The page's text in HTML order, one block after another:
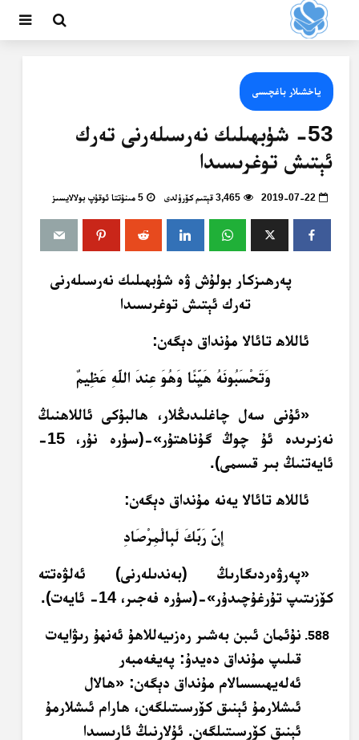
ياخشىلار باغچىسى
53- شۈبھىلىك نەرسىلەرنى تەرك
ئېتىش توغرىسىدا
2019-07-22 3,465 قېتىم كۆرۈلدى 5 مىنۇتتا ئوقۇپ بولالايسىز
پەرھىزكار بولۇش ۋە شۈبھىلىك نەرسىلەرنى
تەرك ئېتىش توغرىسىدا
ئاللاھ تائالا مۇنداق دېگەن:
وَتَحْسَبُونَهُ هَيِّنًا وَهُوَ عِندَ اللَّهِ عَظِيمٌ
«ئۇنى سەل چاغلىدىڭلار، ھالبۇكى ئاللاھنىڭ
نەزىرىدە ئۇ چوڭ گۇناھتۇر»-(سۈرە نۇر، 15-
ئايەتنىڭ بىر قىسمى).
ئاللاھ تائالا يەنە مۇنداق دېگەن:
إِنَّ رَبَّكَ لَبِالْمِرْصَادِ
«پەرۋەردىگارىڭ (بەندىلەرنى) ئەلۋەتتە
كۆزىتىپ تۇرغۇچىدۇر»-(سۈرە فەجىر، 14- ئايەت).
نۇئمان ئىبن بەشىر رەزىيەللاھۇ ئەنھۇ رىۋايەت
قىلىپ مۇنداق دەيدۇ: پەيغەمبەر
ئەلەيھىسسالام مۇنداق دېگەن: «ھالال
ئىشلارمۇ ئېنىق كۆرسىتىلگەن، ھارام ئىشلارمۇ
ئېنىق كۆرسىتىلگەن. ئۇلارنىڭ ئارىسىدا